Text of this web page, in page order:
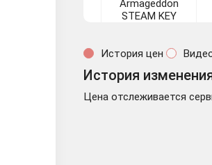
История цен
История
Цена отслеживается